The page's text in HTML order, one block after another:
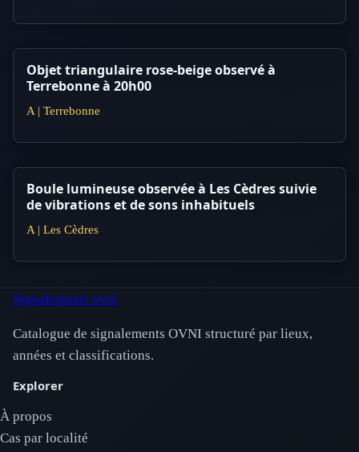
Objet triangulaire rose-beige observé à
Terrebonne à 20h00
A | Terrebonne
Boule lumineuse observée à Les Cèdres suivie
de vibrations et de sons inhabituels
A | Les Cèdres
Signalements ovni
Catalogue de signalements OVNI structuré par lieux,
années et classifications.
Explorer
À propos
Cas par localité